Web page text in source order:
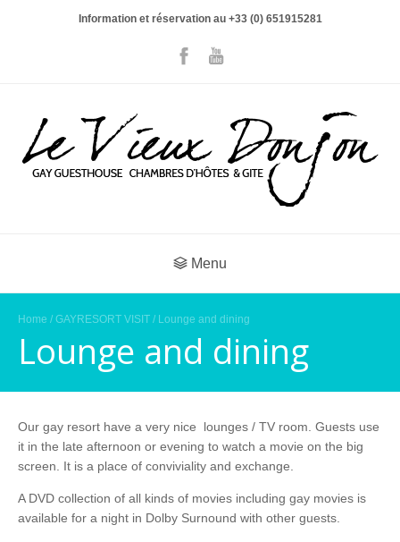
Information et réservation au +33 (0) 651915281
Menu
Home / GAYRESORT VISIT / Lounge and dining
Lounge and dining
Our gay resort have a very nice lounges / TV room. Guests use
it in the late afternoon or evening to watch a movie on the big
screen. It is a place of conviviality and exchange.
A DVD collection of all kinds of movies including gay movies is
available for a night in Dolby Surnound with other guests.